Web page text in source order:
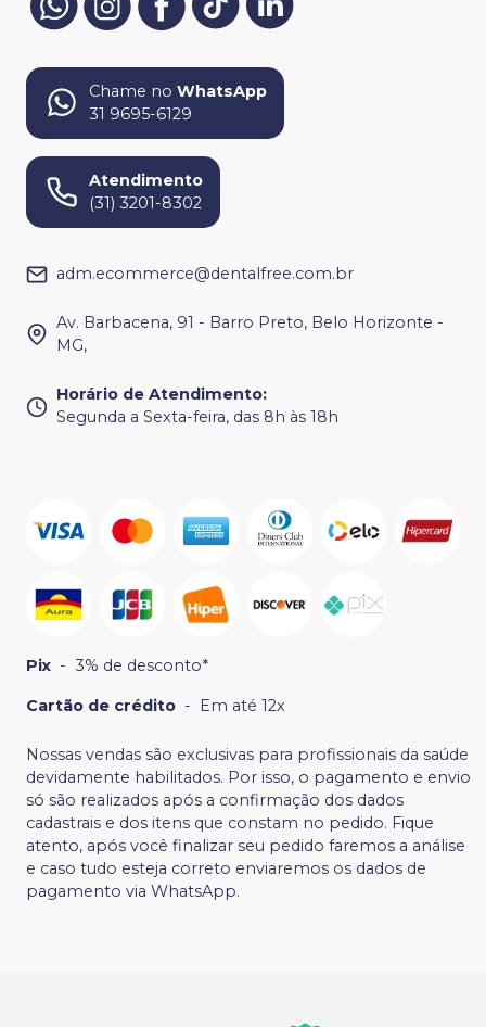
Chame no WhatsApp
31 9695-6129
Atendimento
(31) 3201-8302
adm.ecommerce@dentalfree.com.br
Av. Barbacena, 91 - Barro Preto, Belo Horizonte -
MG,
Horário de Atendimento:
Segunda a Sexta-feira, das 8h às 18h
Pix - 3% de desconto*
Cartão de crédito - Em até 12x
Nossas vendas são exclusivas para profissionais da saúde
devidamente habilitados. Por isso, o pagamento e envio
só são realizados após a confirmação dos dados
cadastrais e dos itens que constam no pedido. Fique
atento, após você finalizar seu pedido faremos a análise
e caso tudo esteja correto enviaremos os dados de
pagamento via WhatsApp.